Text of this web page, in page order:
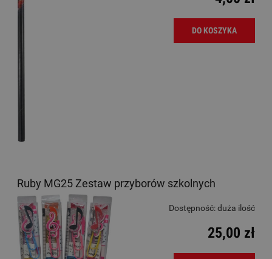
DO KOSZYKA
Ruby MG25 Zestaw przyborów szkolnych
Dostępność:duża ilość
25,00 zł